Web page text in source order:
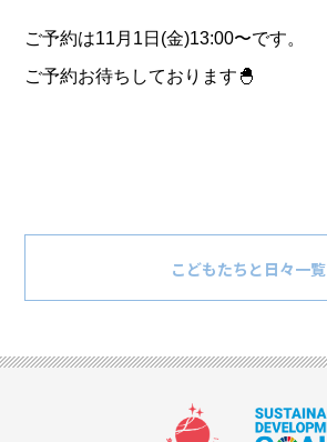
ご予約は11月1日(金)13:00〜です。
ご予約お待ちしております🐣
こどもたちと日々一覧